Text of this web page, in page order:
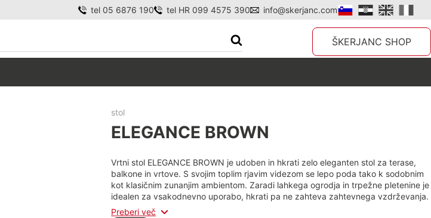
tel 05 6876 190 tel HR 099 4575 390 info@skerjanc.com
ŠKERJANC SHOP
stol
ELEGANCE BROWN
Vrtni stol ELEGANCE BROWN je udoben in hkrati zelo eleganten stol za terase,
balkone in vrtove. S svojim toplim rjavim videzom se lepo poda tako k sodobnim
kot klasičnim zunanjim ambientom. Zaradi lahkega ogrodja in trpežne pletenine je
idealen za vsakodnevno uporabo, hkrati pa ne zahteva zahtevnega vzdrževanja.
Preberi več